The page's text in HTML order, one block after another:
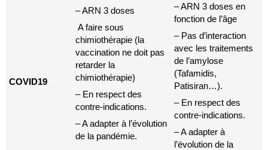
COVID19
– ARN 3 doses
A faire sous
chimiothérapie (la
vaccination ne doit pas
retarder la
chimiothérapie)
– En respect des
contre-indications.
– A adapter à l’évolution
de la pandémie.
– ARN 3 doses en
fonction de l’âge
– Pas d’interaction
avec les traitements
de l’amylose
(Tafamidis,
Patisiran…).
– En respect des
contre-indications.
– A adapter à
l’évolution de la